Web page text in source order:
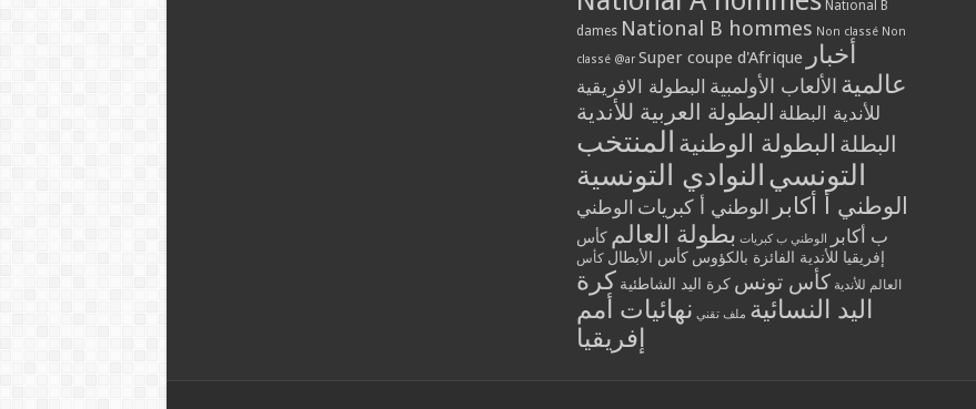
National B
dames National B hommes Non classé Non
classé @ar Super coupe d'Afrique أخبار
عالمية الألعاب الأولمبية البطولة الافريقية
للأندية البطلة البطولة العربية للأندية
البطلة البطولة الوطنية المنتخب
التونسي النوادي التونسية
الوطني أ أكابر الوطني أ كبريات الوطني
ب أكابر
الوطني ب كبريات بطولة العالم كأس
إفريقيا للأندية الفائزة بالكؤوس كأس الأبطال كأس
العالم للأندية كأس تونس كرة اليد الشاطئية كرة
اليد النسائية ملف تقني نهائيات أمم
إفريقيا